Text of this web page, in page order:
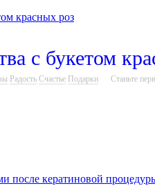
с букетом
Радость Счастье Подарки Станьте